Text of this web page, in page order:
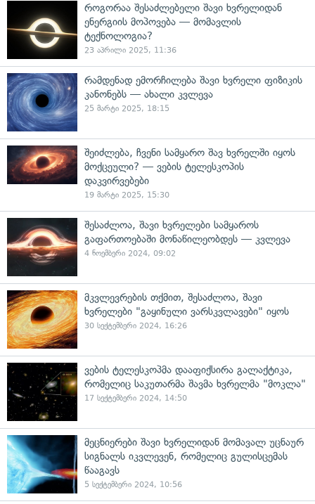
როგორაა შესაძლებელი შავი ხვრელიდან
ენერგიის მოპოვება — მომავლის
ტექნოლოგია?
23 აპრილი 2025, 11:36
რამდენად ემორჩილება შავი ხვრელი ფიზიკის
კანონებს — ახალი კვლევა
25 მარტი 2025, 18:15
შეიძლება, ჩვენი სამყარო შავ ხვრელში იყოს
მოქცეული? — ვების ტელესკოპის
დაკვირვებები
19 მარტი 2025, 15:30
შესაძლოა, შავი ხვრელები სამყაროს
გაფართოებაში მონაწილეობდეს — კვლევა
4 ნოემბერი 2024, 09:02
მკვლევრების თქმით, შესაძლოა, შავი
ხვრელები "გაყინული ვარსკვლავები" იყოს
30 სექტემბერი 2024, 16:26
ვების ტელესკოპმა დააფიქსირა გალაქტიკა,
რომელიც საკუთარმა შავმა ხვრელმა "მოკლა"
17 სექტემბერი 2024, 14:50
მეცნიერები შავი ხვრელიდან მომავალ უცნაურ
სიგნალს იკვლევენ, რომელიც გულისცემას
წააგავს
5 სექტემბერი 2024, 10:56